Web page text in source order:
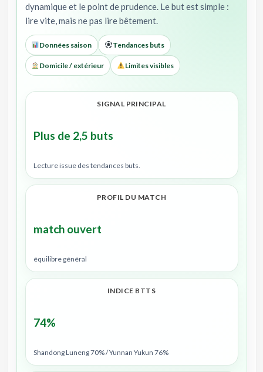
dynamique et le point de prudence. Le but est simple :
lire vite, mais ne pas lire bêtement.
Données saison Tendances buts
Domicile / extérieur Limites visibles
SIGNAL PRINCIPAL
Plus de 2,5 buts
Lecture issue des tendances buts.
PROFIL DU MATCH
match ouvert
équilibre général
INDICE BTTS
74%
Shandong Luneng 70% / Yunnan Yukun 76%